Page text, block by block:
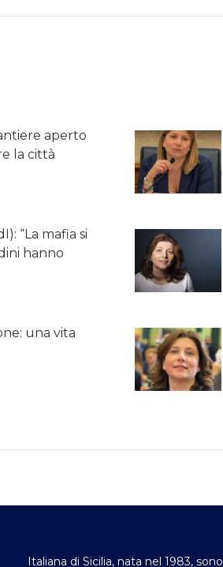
aperto
la città
“La mafia si
hanno
una vita
Italiana di Sicilia, nata nel 1983, sono